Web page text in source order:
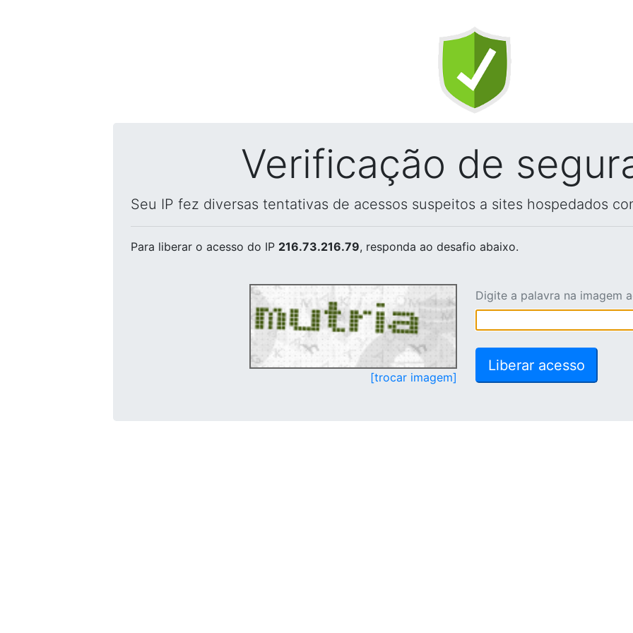
Verificação de
Seu IP fez diversas tentativas de acessos suspeitos a sites hospedados
Para liberar o acesso do IP 216.73.216.79, responda ao desafio abaixo.
[trocar imagem]
Digite a palavra na imagem